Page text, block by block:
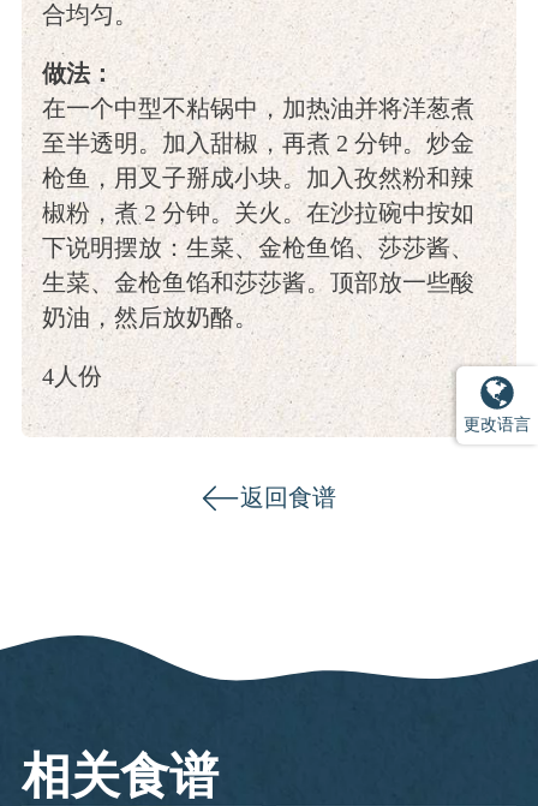
合均匀。
做法：
在一个中型不粘锅中，加热油并将洋葱煮
至半透明。加入甜椒，再煮 2 分钟。炒金
枪鱼，用叉子掰成小块。加入孜然粉和辣
椒粉，煮 2 分钟。关火。在沙拉碗中按如
下说明摆放：生菜、金枪鱼馅、莎莎酱、
生菜、金枪鱼馅和莎莎酱。顶部放一些酸
奶油，然后放奶酪。
4人份
返回食谱
相关食谱
更改语言